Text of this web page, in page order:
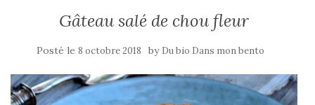
Gâteau salé de chou fleur
Posté le 8 octobre 2018 by Du bio Dans mon bento